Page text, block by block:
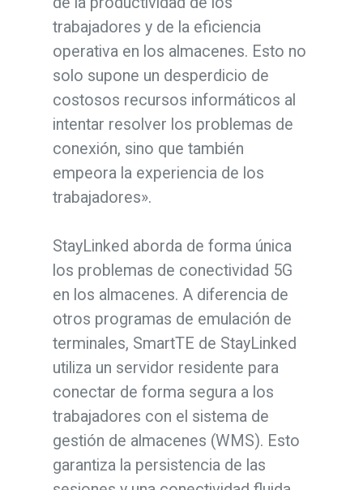
trabajadores y de la eficiencia
operativa en los almacenes. Esto no
solo supone un desperdicio de
costosos recursos informáticos al
intentar resolver los problemas de
conexión, sino que también
empeora la experiencia de los
trabajadores».
StayLinked aborda de forma única
los problemas de conectividad 5G
en los almacenes. A diferencia de
otros programas de emulación de
terminales, SmartTE de StayLinked
utiliza un servidor residente para
conectar de forma segura a los
trabajadores con el sistema de
gestión de almacenes (WMS). Esto
garantiza la persistencia de las